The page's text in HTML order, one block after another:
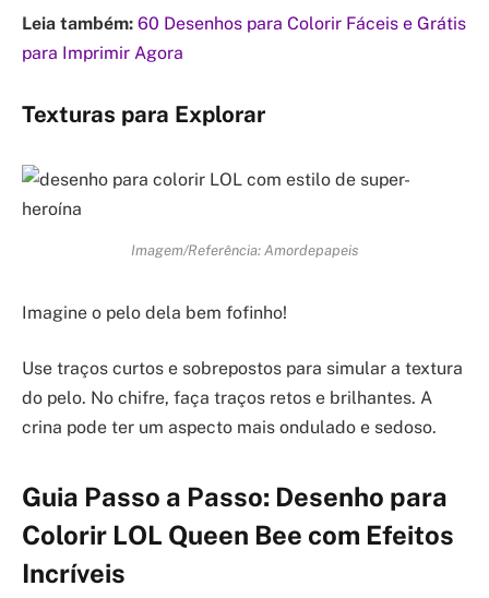
Leia também: 60 Desenhos para Colorir Fáceis e Grátis
para Imprimir Agora
Texturas para Explorar
Imagem/Referência: Amordepapeis
Imagine o pelo dela bem fofinho!
Use traços curtos e sobrepostos para simular a textura
do pelo. No chifre, faça traços retos e brilhantes. A
crina pode ter um aspecto mais ondulado e sedoso.
Guia Passo a Passo: Desenho para
Colorir LOL Queen Bee com Efeitos
Incríveis